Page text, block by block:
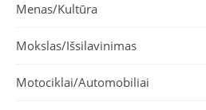
Menas/Kultūra
Mokslas/Išsilavinimas
Motociklai/Automobiliai